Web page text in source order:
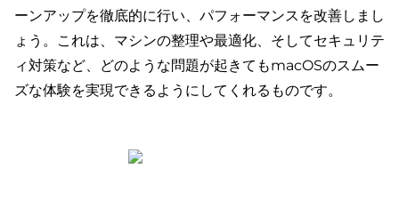
ーンアップを徹底的に行い、パフォーマンスを改善しまし
ょう。これは、マシンの整理や最適化、そしてセキュリテ
ィ対策など、どのような問題が起きてもmacOSのスムー
ズな体験を実現できるようにしてくれるものです。